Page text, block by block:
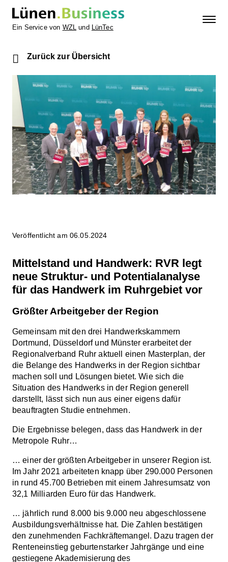
Ein Service von WZL und LünTec
Zurück zur Übersicht
Veröffentlicht am 06.05.2024
Mittelstand und Handwerk: RVR legt
neue Struktur- und Potentialanalyse
für das Handwerk im Ruhrgebiet vor
Größter Arbeitgeber der Region
Gemeinsam mit den drei Handwerkskammern
Dortmund, Düsseldorf und Münster erarbeitet der
Regionalverband Ruhr aktuell einen Masterplan, der
die Belange des Handwerks in der Region sichtbar
machen soll und Lösungen bietet. Wie sich die
Situation des Handwerks in der Region generell
darstellt, lässt sich nun aus einer eigens dafür
beauftragten Studie entnehmen.
Die Ergebnisse belegen, dass das Handwerk in der
Metropole Ruhr…
… einer der größten Arbeitgeber in unserer Region ist.
Im Jahr 2021 arbeiteten knapp über 290.000 Personen
in rund 45.700 Betrieben mit einem Jahresumsatz von
32,1 Milliarden Euro für das Handwerk.
… jährlich rund 8.000 bis 9.000 neu abgeschlossene
Ausbildungsverhältnisse hat. Die Zahlen bestätigen
den zunehmenden Fachkräftemangel. Dazu tragen der
Renteneinstieg geburtenstarker Jahrgänge und eine
gestiegene Akademisierung des